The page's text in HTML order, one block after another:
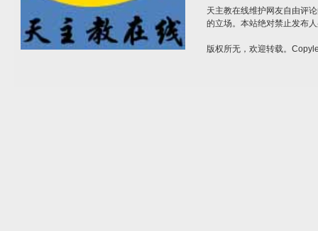
天主教在线维护网友自由评
的立场。本站绝对禁止发布
版权所无，欢迎转载。